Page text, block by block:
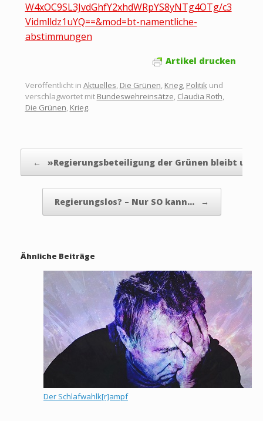
W4xOC9SL3JvdGhfY2xhdWRpYS8yNTg4OTg/c3
Vidmlldz1uYQ==&mod=bt-namentliche-
abstimmungen
Artikel drucken
Veröffentlicht in Aktuelles Die Grünen Krieg, Politik und
verschlagwortet mit Bundeswehreinsätze Claudia Roth
Die Grünen Krieg.
← »Regierungsbeteiligung der Grünen bleibt uns…
Regierungslos? – Nur SO kann… →
Ähnliche Beiträge
Der Schlafwahlk[r]ampf